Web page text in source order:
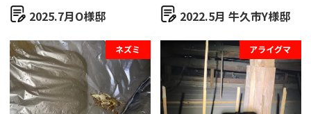
2025.7月O様邸 2022.5月 牛久市Y様邸
ネズミ アライグマ